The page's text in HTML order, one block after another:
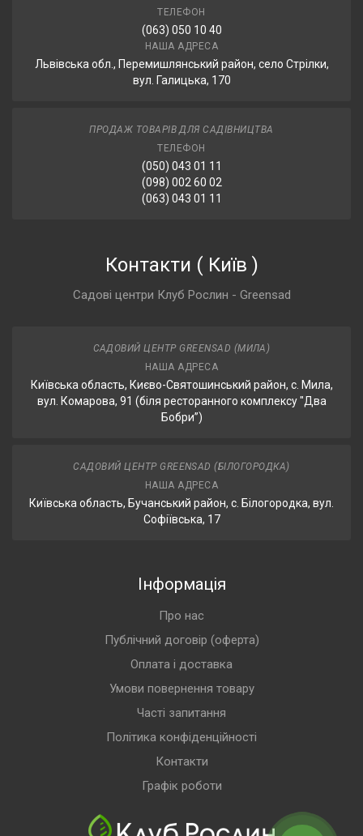
ТЕЛЕФОН
(063) 050 10 40
НАША АДРЕСА
Львівська обл., Перемишлянський район, село Стрілки,
вул. Галицька, 170
ПРОДАЖ ТОВАРІВ ДЛЯ САДІВНИЦТВА
ТЕЛЕФОН
(050) 043 01 11
(098) 002 60 02
(063) 043 01 11
Контакти ( Київ )
Садові центри Клуб Рослин - Greensad
САДОВИЙ ЦЕНТР GREENSAD (МИЛА)
НАША АДРЕСА
Київська область, Києво-Святошинський район, с. Мила,
вул. Комарова, 91 (біля ресторанного комплексу "Два
Бобри”)
САДОВИЙ ЦЕНТР GREENSAD (БІЛОГОРОДКА)
НАША АДРЕСА
Київська область, Бучанський район, с. Білогородка, вул.
Софіївська, 17
Інформація
Про нас
Публічний договір (оферта)
Оплата і доставка
Умови повернення товару
Часті запитання
Політика конфіденційності
Контакти
Графік роботи